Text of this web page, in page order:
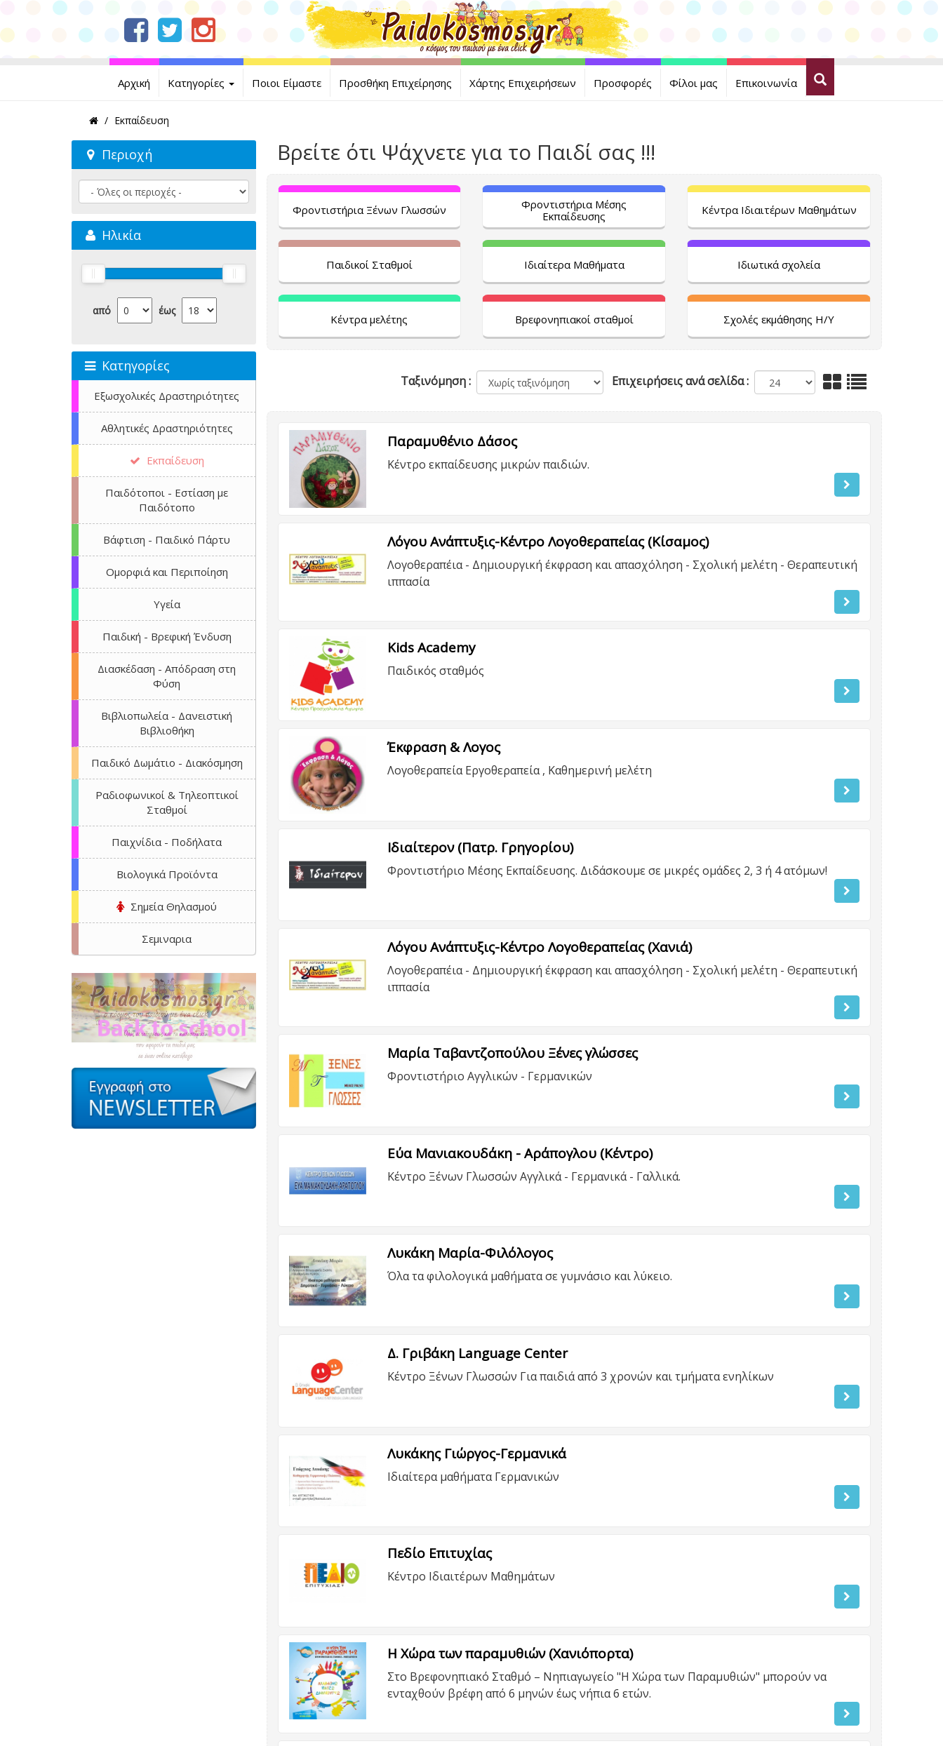
Αρχική Κατηγορίες Ποιοι Είμαστε Προσθήκη Επιχείρησης Χάρτης Επιχειρήσεων Προσφορές Φίλοι μας Επικοινωνία
Εκπαίδευση
Περιοχή
Ηλικία
από έως
Κατηγορίες
Εξωσχολικές Δραστηριότητες
Αθλητικές Δραστηριότητες
Εκπαίδευση
Παιδότοποι - Εστίαση με
Παιδότοπο
Βάφτιση - Παιδικό Πάρτυ
Ομορφιά και Περιποίηση
Υγεία
Παιδική - Βρεφική Ένδυση
Διασκέδαση - Απόδραση στη
Φύση
Βιβλιοπωλεία - Δανειστική
Βιβλιοθήκη
Παιδικό Δωμάτιο - Διακόσμηση
Ραδιοφωνικοί & Τηλεοπτικοί
Σταθμοί
Παιχνίδια - Ποδήλατα
Βιολογικά Προϊόντα
Σημεία Θηλασμού
Σεμιναρια
Βρείτε ότι Ψάχνετε για το Παιδί σας !!!
Φροντιστήρια Ξένων Γλωσσών
Φροντιστήρια Μέσης
Εκπαίδευσης
Κέντρα Ιδιαιτέρων Μαθημάτων
Παιδικοί Σταθμοί Ιδιαίτερα Μαθήματα Ιδιωτικά σχολεία
Κέντρα μελέτης Βρεφονηπιακοί σταθμοί Σχολές εκμάθησης Η/Υ
Ταξινόμηση : Επιχειρήσεις ανά σελίδα :
Παραμυθένιο Δάσος
Κέντρο εκπαίδευσης μικρών παιδιών.
Λόγου Ανάπτυξις-Κέντρο Λογοθεραπείας (Κίσαμος)
Λογοθεραπέια - Δημιουργική έκφραση και απασχόληση - Σχολική μελέτη - Θεραπευτική
ιππασία
Kids Academy
Παιδικός σταθμός
Έκφραση & Λογος
Λογοθεραπεία Εργοθεραπεία , Καθημερινή μελέτη
Ιδιαίτερον (Πατρ. Γρηγορίου)
Φροντιστήριο Μέσης Εκπαίδευσης. Διδάσκουμε σε μικρές ομάδες 2, 3 ή 4 ατόμων!
Λόγου Ανάπτυξις-Κέντρο Λογοθεραπείας (Χανιά)
Λογοθεραπέια - Δημιουργική έκφραση και απασχόληση - Σχολική μελέτη - Θεραπευτική
ιππασία
Μαρία Ταβαντζοπούλου Ξένες γλώσσες
Φροντιστήριο Αγγλικών - Γερμανικών
Εύα Μανιακουδάκη - Αράπογλου (Κέντρο)
Κέντρο Ξένων Γλωσσών Αγγλικά - Γερμανικά - Γαλλικά.
Λυκάκη Μαρία-Φιλόλογος
Όλα τα φιλολογικά μαθήματα σε γυμνάσιο και λύκειο.
Δ. Γριβάκη Language Center
Κέντρο Ξένων Γλωσσών Για παιδιά από 3 χρονών και τμήματα ενηλίκων
Λυκάκης Γιώργος-Γερμανικά
Ιδιαίτερα μαθήματα Γερμανικών
Πεδίο Επιτυχίας
Κέντρο Ιδιαιτέρων Μαθημάτων
Η Χώρα των παραμυθιών (Χανιόπορτα)
Στο Βρεφονηπιακό Σταθμό – Νηπιαγωγείο "Η Χώρα των Παραμυθιών" μπορούν να
ενταχθούν βρέφη από 6 μηνών έως νήπια 6 ετών.